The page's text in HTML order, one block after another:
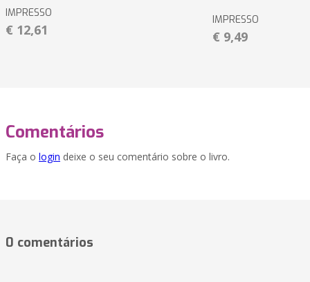
IMPRESSO
€ 12,61
IMPRESSO
€ 9,49
Comentários
Faça o login deixe o seu comentário sobre o livro.
0 comentários